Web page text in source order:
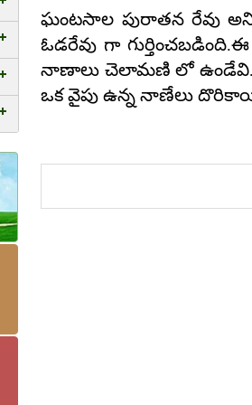
ఘంటసాల పురాతన రేవు
ఓడరేవు గా
నాణాలు చెలామణి లో ఉండేవి.ఈ
ఒక వైపు ఉన్న నాణేలు